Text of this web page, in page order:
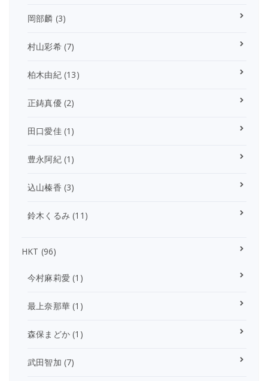
岡部麟 (3)
村山彩希(7)
柏木由紀(13)
正鋳真優(2)
田口愛佳(1)
豊永阿紀(1)
込山榛香 (3)
鈴木くるみ (11)
HKT (96)
今村麻莉愛 (1)
最上奈那華 (1)
森保まどか (1)
武田智加 (7)